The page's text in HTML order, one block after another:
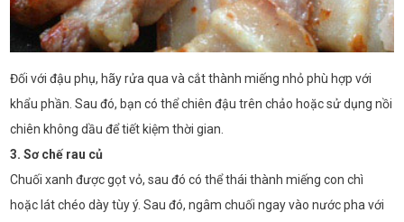
Đối với đậu phụ, hãy rửa qua và cắt thành miếng nhỏ phù hợp với
khẩu phần. Sau đó, bạn có thể chiên đậu trên chảo hoặc sử dụng nồi
chiên không dầu để tiết kiệm thời gian.
3. Sơ chế rau củ
Chuối xanh được gọt vỏ, sau đó có thể thái thành miếng con chì
hoặc lát chéo dày tùy ý. Sau đó, ngâm chuối ngay vào nước pha với